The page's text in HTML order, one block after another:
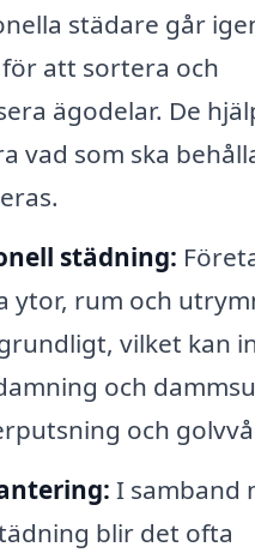
städare går
att sortera och
ägodelar. De
vad som ska
städning:
ytor, rum och
vilket kan
och
och
I samband
blir det ofta